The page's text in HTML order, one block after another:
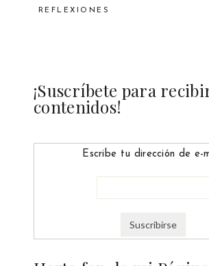
REFLEXIONES
¡Suscríbete para
contenidos!
Escribe tu dirección de e-